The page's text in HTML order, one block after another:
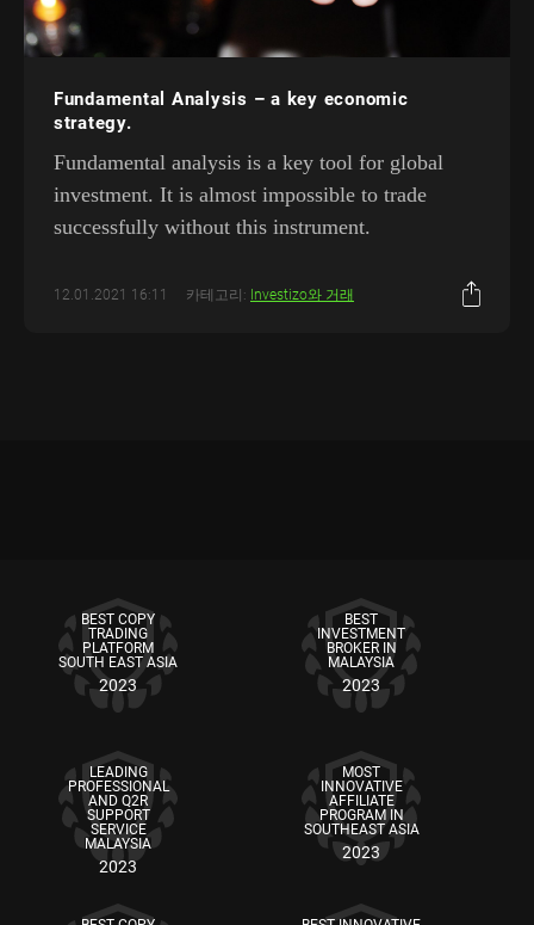
Fundamental Analysis – a key economic
strategy.
Fundamental analysis is a key tool for global
investment. It is almost impossible to trade
successfully without this instrument.
12.01.2021 16:11 카테고리: Investizo와 거래
BEST COPY
TRADING
PLATFORM
SOUTH EAST ASIA
2023
BEST
INVESTMENT
BROKER IN
MALAYSIA
2023
LEADING
PROFESSIONAL
AND Q2R
SUPPORT
SERVICE
MALAYSIA
2023
MOST
INNOVATIVE
AFFILIATE
PROGRAM IN
SOUTHEAST ASIA
2023